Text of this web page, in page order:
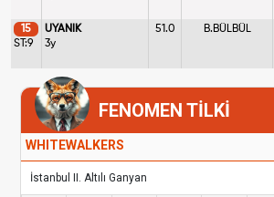
15
ST:9
UYANIK
3y
51.0 B.BÜLBÜL
FENOMEN TİLKİ
WHITEWALKERS
İstanbul II. Altılı Ganyan